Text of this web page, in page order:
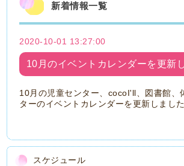
新着情報一覧
2020-10-01 13:27:00
10月のイベントカレンダーを更新
10月の児童センター、cocoI'll、図書館、
ターのイベントカレンダーを更新しました
スケジュール